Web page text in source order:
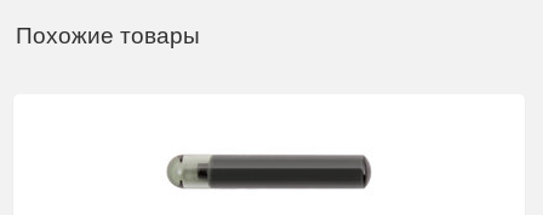
Похожие товары